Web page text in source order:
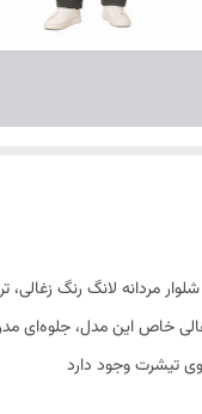
مردانه لانگ رنگ زغالی،
خاص این مدل، جلوه‌ای
تیشرت وجود دارد